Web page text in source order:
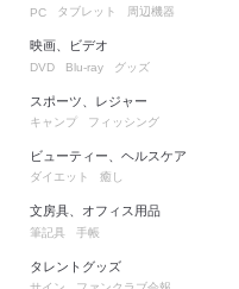
PC タブレット 周辺機器
映画、ビデオ
DVD Blu-ray グッズ
スポーツ、レジャー
キャンプ フィッシング
ビューティー、ヘルスケア
ダイエット 癒し
文房具、オフィス用品
筆記具 手帳
タレントグッズ